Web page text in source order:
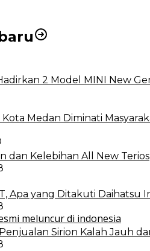
2 Model MINI New
Kota Medan Diminati
dan Kelebihan All New Terios
Apa yang Ditakuti Daihatsu
Sirion Kalah Jauh